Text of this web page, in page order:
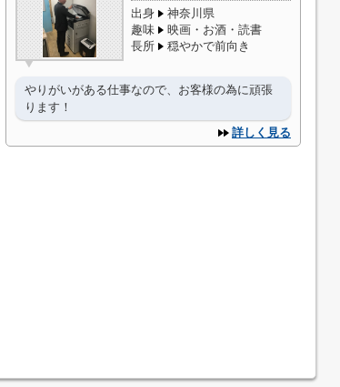
出身
神奈川県
趣味
映画・お酒・読書
長所
穏やかで前向き
やりがいがある仕事なので、お客様の為に頑張
ります！
詳しく見る